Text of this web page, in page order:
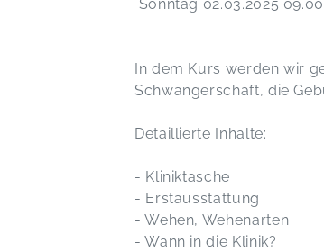
Sonntag 02.03.2025
In dem Kurs werden wir
Schwangerschaft, die
Detaillierte Inhalte:
- Kliniktasche
- Erstausstattung
- Wehen, Wehenarten
- Wann in die Klinik?